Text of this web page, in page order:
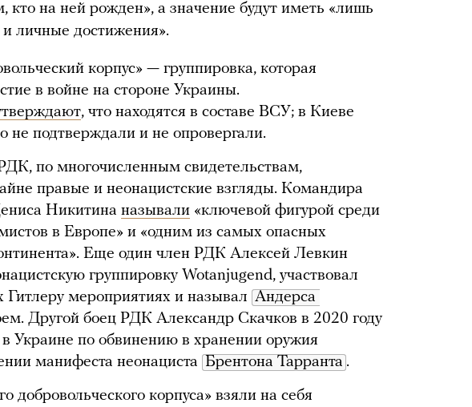
кто на ней рожден», а значение будут иметь «лишь
и личные достижения».
корпус» — группировка, которая
в войне на стороне Украины.
, что находятся в составе ВСУ; в Киеве
не подтверждали и не опровергали.
по многочисленным свидетельствам,
правые и неонацистские взгляды. Командира
Никитина называли «ключевой фигурой среди
в Европе» и «одним из самых опасных
Еще один член РДК Алексей Левкин
группировку Wotanjugend, участвовал
мероприятиях и называл Андерса
Другой боец РДК Александр Скачков в 2020 году
в Украине по обвинению в хранении оружия
манифеста неонациста Брентона Тарранта .
добровольческого корпуса» взяли на себя